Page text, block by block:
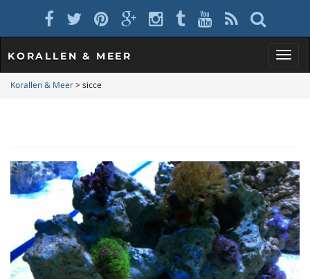
h
a
KORALLEN & MEER
Korallen & Meer>sicce